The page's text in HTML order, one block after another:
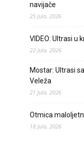
navijače
25 Jula, 2026
VIDEO: Ultrasi u
22 Jula, 2026
Mostar: Ultrasi
Veleža
21 Jula, 2026
Otmica
18 Jula, 2026